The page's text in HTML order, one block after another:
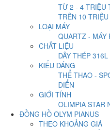
TỪ 2 - 4 TRIỆU
TRÊN 10 TRIỆU
LOẠI MÁY
QUARTZ - MÁY
CHẤT LIỆU
DÂY THÉP 316L
KIỂU DÁNG
THỂ THAO -
ĐIỂN
GIỚI TÍNH
OLIMPIA STAR
ĐỒNG HỒ OLYM PIANUS
THEO KHOẢNG GIÁ